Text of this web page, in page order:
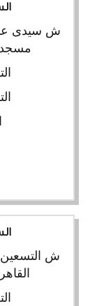
ش سيدى
مسجد
ش التسعين